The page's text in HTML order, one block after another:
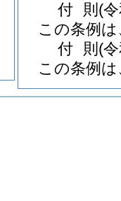
付 則 (
この条例
付 則 (
この条例